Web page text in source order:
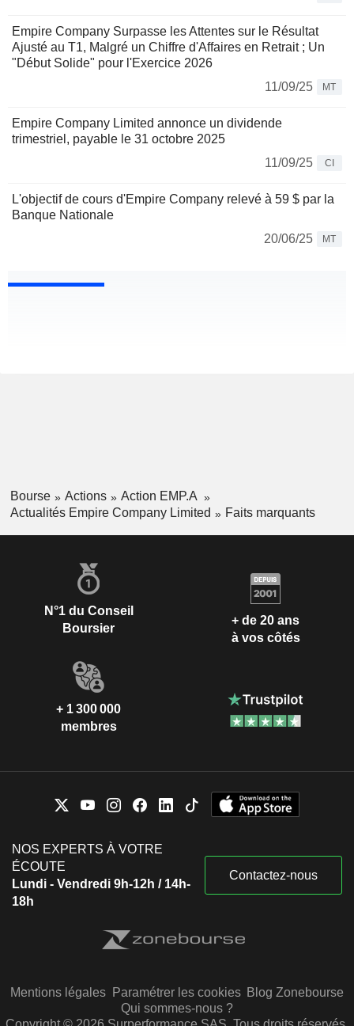
Empire Company Surpasse les Attentes sur le Résultat
Ajusté au T1, Malgré un Chiffre d'Affaires en Retrait ; Un
"Début Solide" pour l'Exercice 2026
11/09/25
MT
Empire Company Limited annonce un dividende
trimestriel, payable le 31 octobre 2025
11/09/25
CI
L'objectif de cours d'Empire Company relevé à 59 $ par la
Banque Nationale
20/06/25
MT
Bourse Actions
Action EMP.A
Actualités Empire Company Limited
Faits marquants
N°1 du Conseil
Boursier
+ de 20 ans
à vos côtés
+ 1 300 000
membres
NOS EXPERTS À VOTRE
ÉCOUTE
Lundi - Vendredi 9h-12h / 14h-
18h
Contactez-nous
Mentions légales Paramétrer les cookies Blog Zonebourse
Qui sommes-nous ?